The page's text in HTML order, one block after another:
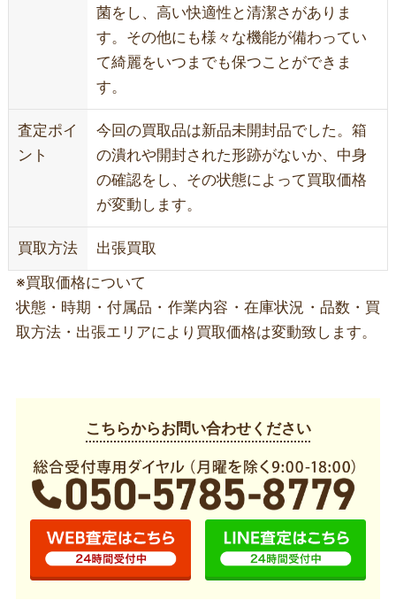
菌をし、高い快適性と清潔さがありま
す。その他にも様々な機能が備わってい
て綺麗をいつまでも保つことができま
す。
査定ポイ
ント
今回の買取品は新品未開封品でした。箱
の潰れや開封された形跡がないか、中身
の確認をし、その状態によって買取価格
が変動します。
買取方法 出張買取
※買取価格について
状態・時期・付属品・作業内容・在庫状況・品数・買
取方法・出張エリアにより買取価格は変動致します。
こちらからお問い合わせください